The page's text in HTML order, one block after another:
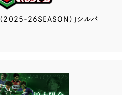
（2025-26SEASON）」 シルバ